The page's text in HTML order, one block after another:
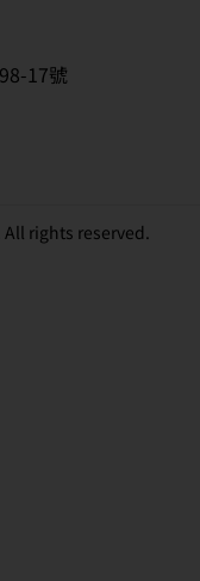
17號
All rights reserved.